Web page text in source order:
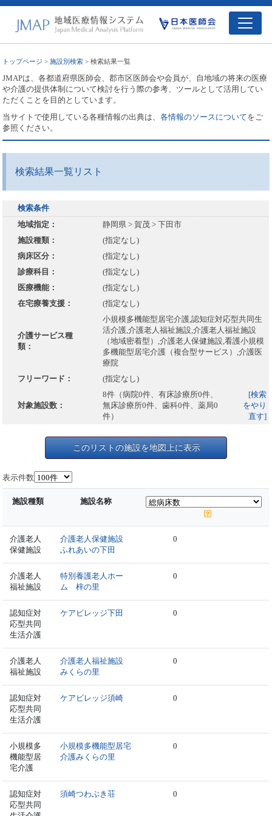
トップページ >施設別検索 > 検索結果一覧
JMAPは、各都道府県医師会、郡市区医師会や会員が、自地域の将来の医療
や介護の提供体制について検討を行う際の参考、ツールとして活用してい
ただくことを目的としています。
当サイトで使用している各種情報の出典は、各情報のソースについてをご
参照ください。
検索結果一覧リスト
検索条件
地域指定：
静岡県 > 賀茂 > 下田市
施設種類：
(指定なし)
病床区分：
(指定なし)
診療科目：
(指定なし)
医療機能：
(指定なし)
在宅療養支援：
(指定なし)
介護サービス種
類：
小規模多機能型居宅介護,認知症対応型共同生
活介護,介護老人福祉施設,介護老人福祉施設
（地域密着型）,介護老人保健施設,看護小規模
多機能型居宅介護（複合型サービス）,介護医
療院
フリーワード：
(指定なし)
対象施設数：
8件（病院0件、有床診療所0件、
無床診療所0件、歯科0件、薬局0
件）
[検索
をやり
直す]
このリストの施設を地図上に表示
表示件数
施設種類 施設名称
介護老人
保健施設
介護老人保健施設
ふれあいの下田
0
介護老人
福祉施設
特別養護老人ホー
ム 梓の里
0
認知症対
応型共同
生活介護
ケアビレッジ下田 0
介護老人
福祉施設
介護老人福祉施設
みくらの里
0
認知症対
応型共同
生活介護
ケアビレッジ須崎 0
小規模多
機能型居
宅介護
小規模多機能型居宅
介護みくらの里
0
認知症対
応型共同
須崎つわぶき荘 0